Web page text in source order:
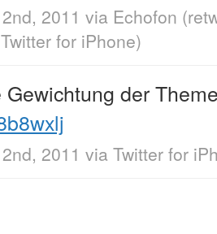
2011 via Echofon
Twitter for iPhone)
Gewichtung der
2011 via Twitter for